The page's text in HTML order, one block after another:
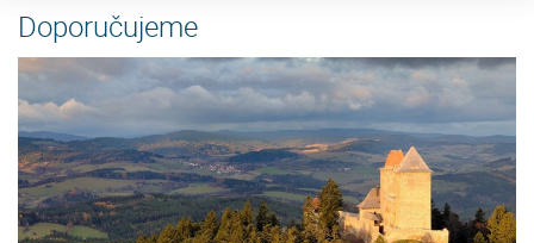
Doporučujeme